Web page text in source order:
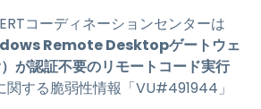
コーディネーションセンターは
Remote Desktopゲートウェ
が認証不要のリモートコード実行
関する脆弱性情報「VU#491944」